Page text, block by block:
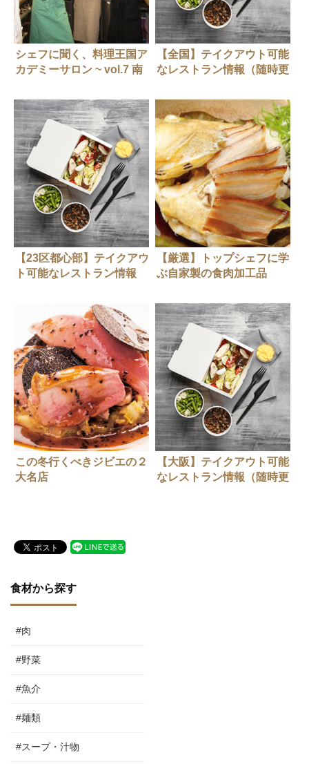
シェフに聞く、料理王国ア
カデミーサロン ~ vol.7 南
ト“Tiarlum”を美味しく調
理 仁保州博シェフ（ヴィ
ノ・ヒラタ）
【全国】テイクアウト可能
なレストラン情報（随時更
【23区都心部】テイクアウ
ト可能なレストラン情報
【厳選】トップシェフに学
ぶ自家製の食肉加工品
この冬行くべきジビエの２
大名店
【大阪】テイクアウト可能
なレストラン情報（随時更
食材から探す
#肉
#野菜
#魚介
#麺類
#スープ・汁物